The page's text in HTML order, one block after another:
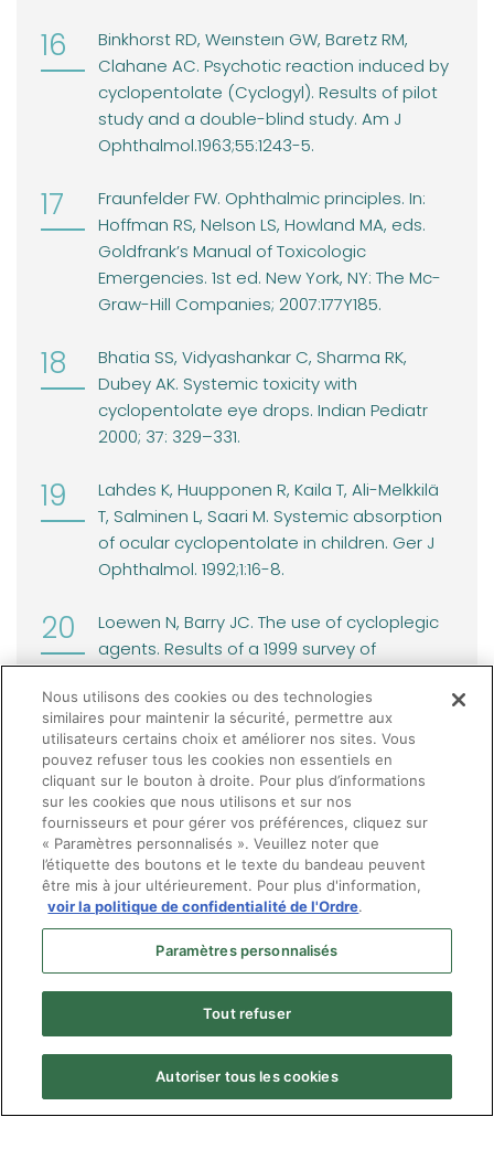
Binkhorst RD, Weınsteın GW, Baretz RM,
Clahane AC. Psychotic reaction induced by
cyclopentolate (Cyclogyl). Results of pilot
study and a double-blind study. Am J
Ophthalmol.1963;55:1243-5.
Fraunfelder FW. Ophthalmic principles. In:
Hoffman RS, Nelson LS, Howland MA, eds.
Goldfrank’s Manual of Toxicologic
Emergencies. 1st ed. New York, NY: The Mc-
Graw-Hill Companies; 2007:177Y185.
Bhatia SS, Vidyashankar C, Sharma RK,
Dubey AK. Systemic toxicity with
cyclopentolate eye drops. Indian Pediatr
2000; 37: 329–331.
Lahdes K, Huupponen R, Kaila T, Ali-Melkkilä
T, Salminen L, Saari M. Systemic absorption
of ocular cyclopentolate in children. Ger J
Ophthalmol. 1992;1:16-8.
Loewen N, Barry JC. The use of cycloplegic
agents. Results of a 1999 survey of
ophthalmology and strabology.
Strabismus. 2000 Jun;8(2):91-9. PMID:
10980690.
Menu
© Ordre des optométristes du Québec
Nous utilisons des cookies ou des technologies
similaires pour maintenir la sécurité, permettre aux
utilisateurs certains choix et améliorer nos sites. Vous
pouvez refuser tous les cookies non essentiels en
cliquant sur le bouton à droite. Pour plus d’informations
sur les cookies que nous utilisons et sur nos
fournisseurs et pour gérer vos préférences, cliquez sur
« Paramètres personnalisés ». Veuillez noter que
l’étiquette des boutons et le texte du bandeau peuvent
être mis à jour ultérieurement. Pour plus d'information,
voir la politique de confidentialité de l'Ordre.
Paramètres personnalisés
Tout refuser
Autoriser tous les cookies